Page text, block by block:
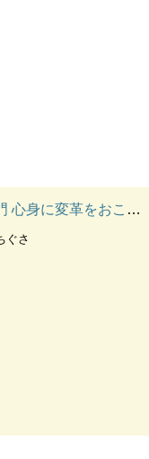
をおこす「安全」と「絆」
ぐさ